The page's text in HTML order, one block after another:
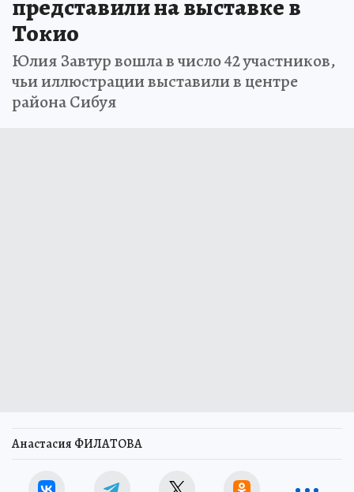
представили на выставке в
Токио
Юлия Завтур вошла в число 42 участников,
чьи иллюстрации выставили в центре
района Сибуя
Анастасия ФИЛАТОВА